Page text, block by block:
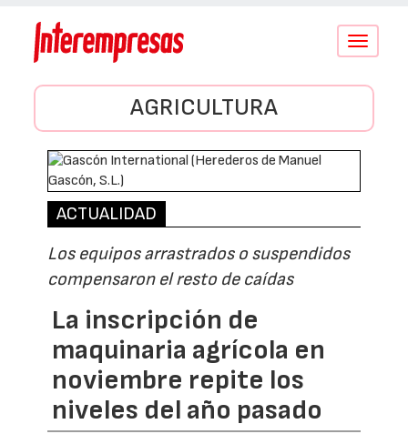
Conmutar
AGRICULTURA
ACTUALIDAD
Los equipos arrastrados o suspendidos
compensaron el resto de caídas
La inscripción de
maquinaria agrícola en
noviembre repite los
niveles del año pasado